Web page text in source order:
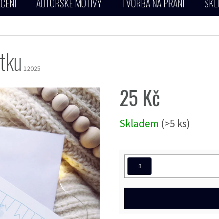
AUTORSKÉ MOTIVY TVORBA NA PŘÁNÍ
12025
25 Kč
cena:
Skladem (>5 ks)